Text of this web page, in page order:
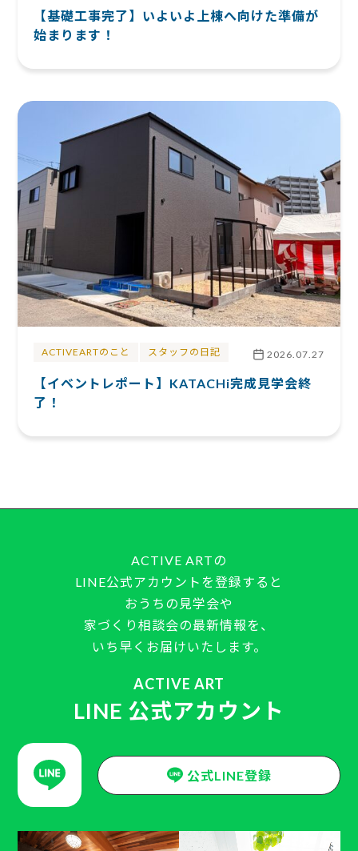
【基礎工事完了】いよいよ上棟へ向けた準備が
始まります！
ACTIVEARTのこと スタッフの日記 2026.07.27
【イベントレポート】KATACHi完成見学会終
了！
ACTIVE ARTの
LINE公式アカウントを登録すると
おうちの見学会や
家づくり相談会の最新情報を、
いち早くお届けいたします。
ACTIVE ART
LINE 公式アカウント
公式LINE登録